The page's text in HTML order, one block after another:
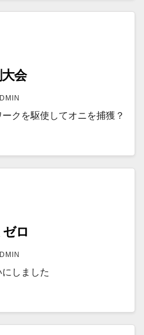
会
クを駆使してオニを捕獲？
ロ
しました